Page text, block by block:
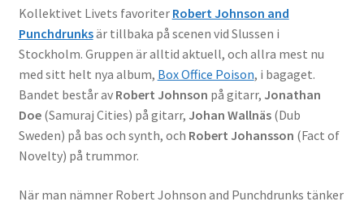
Kollektivet Livets favoriter Robert Johnson and
Punchdrunksär tillbaka på scenen vid Slussen i
Stockholm. Gruppen är alltid aktuell, och allra mest nu
med sitt helt nya album, Box Office Poison, i bagaget.
Bandet består av Robert Johnson på gitarr, Jonathan
Doe(Samuraj Cities) på gitarr, Johan Wallnäs(Dub
Sweden) på bas och synth, och Robert Johansson (Fact of
Novelty) på trummor.
När man nämner Robert Johnson and Punchdrunks tänker